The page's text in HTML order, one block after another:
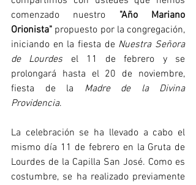
comenzado nuestro "Año Mariano
Orionista" propuesto por la congregación,
iniciando en la fiesta de Nuestra Señora
de Lourdes el 11 de febrero y se
prolongará hasta el 20 de noviembre,
fiesta de la Madre de la Divina
Providencia.
La celebración se ha llevado a cabo el
mismo día 11 de febrero en la Gruta de
Lourdes de la Capilla San José. Como es
costumbre, se ha realizado previamente